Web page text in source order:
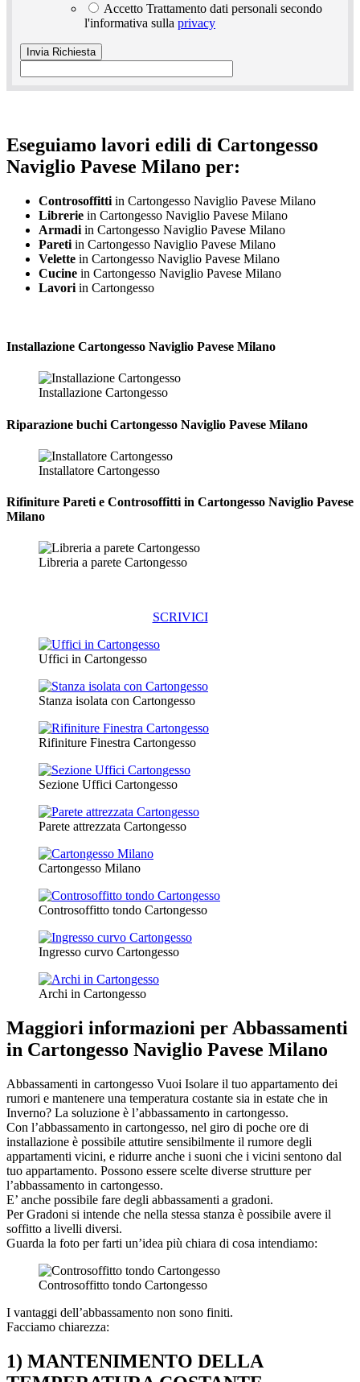
Accetto Trattamento dati personali secondo
l'informativa sulla privacy
Eseguiamo lavori edili di Cartongesso
Naviglio Pavese Milano per:
Controsoffitti in Cartongesso Naviglio Pavese Milano
Librerie in Cartongesso Naviglio Pavese Milano
Armadi in Cartongesso Naviglio Pavese Milano
Pareti in Cartongesso Naviglio Pavese Milano
Velette in Cartongesso Naviglio Pavese Milano
Cucine in Cartongesso Naviglio Pavese Milano
Lavori in Cartongesso
Installazione Cartongesso Naviglio Pavese Milano
Installazione Cartongesso
Riparazione buchi Cartongesso Naviglio Pavese Milano
Installatore Cartongesso
Rifiniture Pareti e Controsoffitti in Cartongesso Naviglio Pavese
Milano
Libreria a parete Cartongesso
SCRIVICI
Uffici in Cartongesso
Stanza isolata con Cartongesso
Rifiniture Finestra Cartongesso
Sezione Uffici Cartongesso
Parete attrezzata Cartongesso
Cartongesso Milano
Controsoffitto tondo Cartongesso
Ingresso curvo Cartongesso
Archi in Cartongesso
Maggiori informazioni per Abbassamenti
in Cartongesso Naviglio Pavese Milano
Abbassamenti in cartongesso Vuoi Isolare il tuo appartamento dei
rumori e mantenere una temperatura costante sia in estate che in
Inverno? La soluzione è l’abbassamento in cartongesso.
Con l’abbassamento in cartongesso, nel giro di poche ore di
installazione è possibile attutire sensibilmente il rumore degli
appartamenti vicini, e ridurre anche i suoni che i vicini sentono dal
tuo appartamento. Possono essere scelte diverse strutture per
l’abbassamento in cartongesso.
E’ anche possibile fare degli abbassamenti a gradoni.
Per Gradoni si intende che nella stessa stanza è possibile avere il
soffitto a livelli diversi.
Guarda la foto per farti un’idea più chiara di cosa intendiamo:
Controsoffitto tondo Cartongesso
I vantaggi dell’abbassamento non sono finiti.
Facciamo chiarezza:
1) MANTENIMENTO DELLA